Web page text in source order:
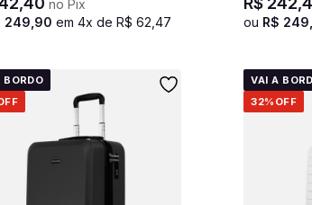
no Pix
249 90 em4x deR$ 62 ,47
ou R$ 249
BORDO
VAI A
32% OFF